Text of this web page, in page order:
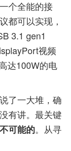
个全能的接
都可以实现，
3.1 gen1
视频
达100W的电
了一大堆，确
有讲。最关键
可能的。从寻